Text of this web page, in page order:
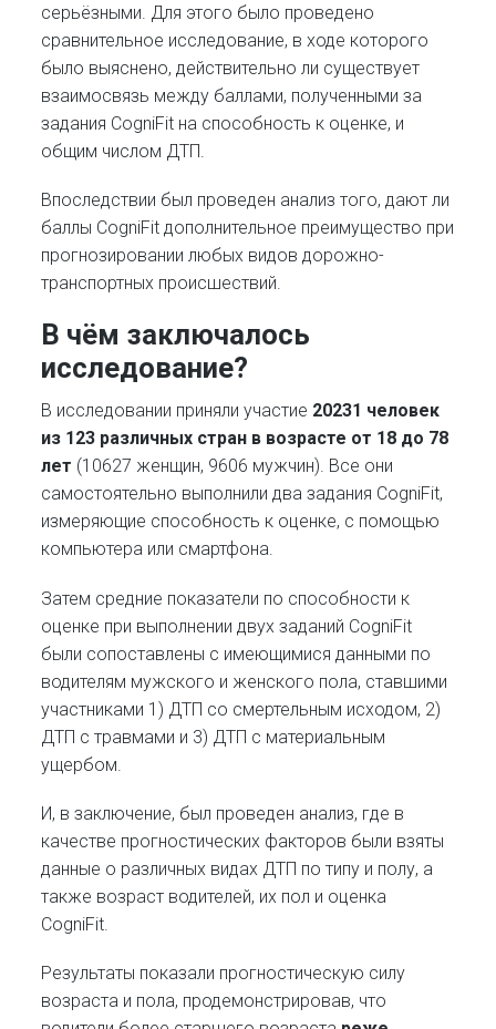
серьёзными. Для этого было проведено
сравнительное исследование, в ходе которого
было выяснено, действительно ли существует
взаимосвязь между баллами, полученными за
задания CogniFit на способность к оценке, и
общим числом ДТП.
Впоследствии был проведен анализ того, дают ли
баллы CogniFit дополнительное преимущество при
прогнозировании любых видов дорожно-
транспортных происшествий.
В чём заключалось
исследование?
В исследовании приняли участие 20231 человек
из 123 различных стран в возрасте от 18 до 78
лет (10627 женщин, 9606 мужчин). Все они
самостоятельно выполнили два задания CogniFit,
измеряющие способность к оценке, с помощью
компьютера или смартфона.
Затем средние показатели по способности к
оценке при выполнении двух заданий CogniFit
были сопоставлены с имеющимися данными по
водителям мужского и женского пола, ставшими
участниками 1) ДТП со смертельным исходом, 2)
ДТП с травмами и 3) ДТП с материальным
ущербом.
И, в заключение, был проведен анализ, где в
качестве прогностических факторов были взяты
данные о различных видах ДТП по типу и полу, а
также возраст водителей, их пол и оценка
CogniFit.
Результаты показали прогностическую силу
возраста и пола, продемонстрировав, что